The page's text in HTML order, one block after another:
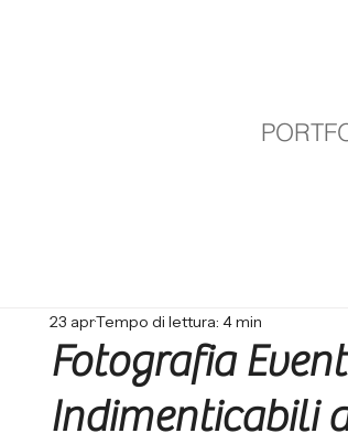
Fotografia
Indimenticabili
23 aprTempo di lettura: 4 min